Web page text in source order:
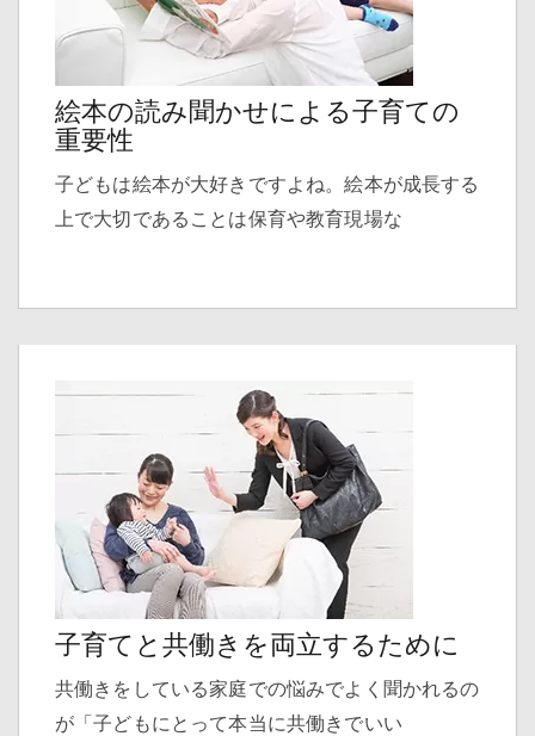
絵本の読み聞かせによる子育ての
重要性
子どもは絵本が大好きですよね。絵本が成長する
上で大切であることは保育や教育現場な
子育てと共働きを両立するために
共働きをしている家庭での悩みでよく聞かれるの
が「子どもにとって本当に共働きでいい